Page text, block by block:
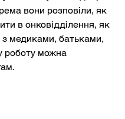
вони розповіли, як
в онковідділення, як
медиками, батьками,
роботу можна